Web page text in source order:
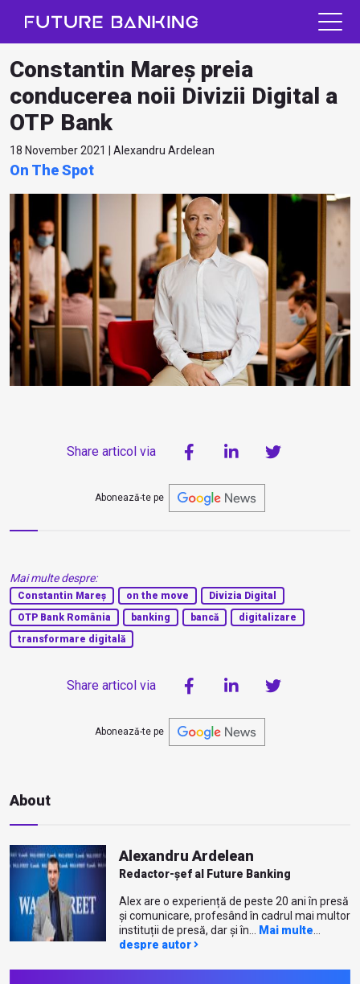
Constantin Mareș preia
conducerea noii Divizii Digital a
OTP Bank
18 November 2021 | Alexandru Ardelean
On The Spot
Share articol via
Abonează-te pe
Mai multe despre:
Constantin Mareș on the move
Divizia Digital
OTP Bank România
banking bancă
digitalizare
transformare digitală
Share articol via
Abonează-te pe
About
Alexandru Ardelean
Redactor-șef al Future Banking
Alex are o experiență de peste 20 ani în presă
și comunicare, profesând în cadrul mai multor
instituții de presă, dar și în... Mai multe
despre autor